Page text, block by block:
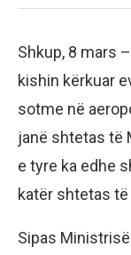
Shkup, 8 mars
kishin kërkuar
sotme në
janë shtetas të
e tyre ka edhe
katër shtetas
Sipas